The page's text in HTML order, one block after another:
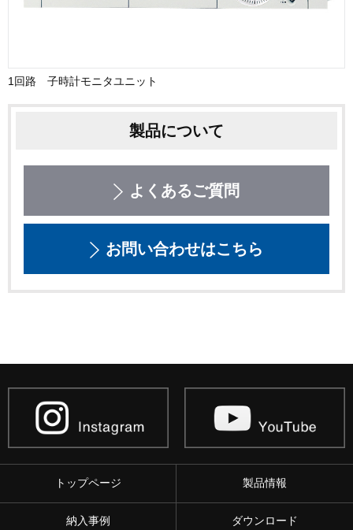
1回路 子時計モニタユニット
製品について
よくあるご質問
お問い合わせはこちら
トップページ 製品情報
納入事例 ダウンロード